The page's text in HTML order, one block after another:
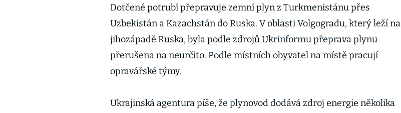
Dotčené potrubí přepravuje zemní plyn z Turkmenistánu přes
Uzbekistán a Kazachstán do Ruska. V oblasti Volgogradu, který leží na
jihozápadě Ruska, byla podle zdrojů Ukrinformu přeprava plynu
přerušena na neurčito. Podle místních obyvatel na místě pracují
opravářské týmy.
Ukrajinská agentura píše, že plynovod dodává zdroj energie několika